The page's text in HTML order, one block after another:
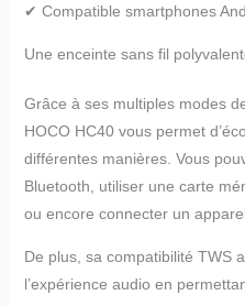
✔ Compatible smartphones
Une enceinte sans fil
Grâce à ses multiples modes
HOCO HC40 vous permet
différentes manières. Vous
Bluetooth, utiliser une carte
ou encore connecter un
De plus, sa compatibilité TWS
l’expérience audio en